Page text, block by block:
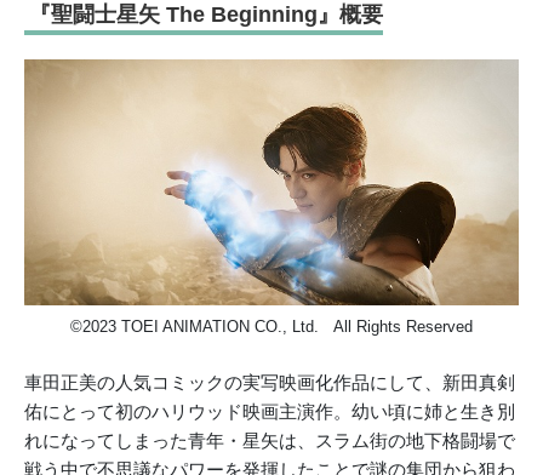
『聖闘士星矢 The Beginning』概要
©2023 TOEI ANIMATION CO., Ltd. All Rights Reserved
車田正美の人気コミックの実写映画化作品にして、新田真剣
佑にとって初のハリウッド映画主演作。幼い頃に姉と生き別
れになってしまった青年・星矢は、スラム街の地下格闘場で
戦う中で不思議なパワーを発揮したことで謎の集団から狙わ